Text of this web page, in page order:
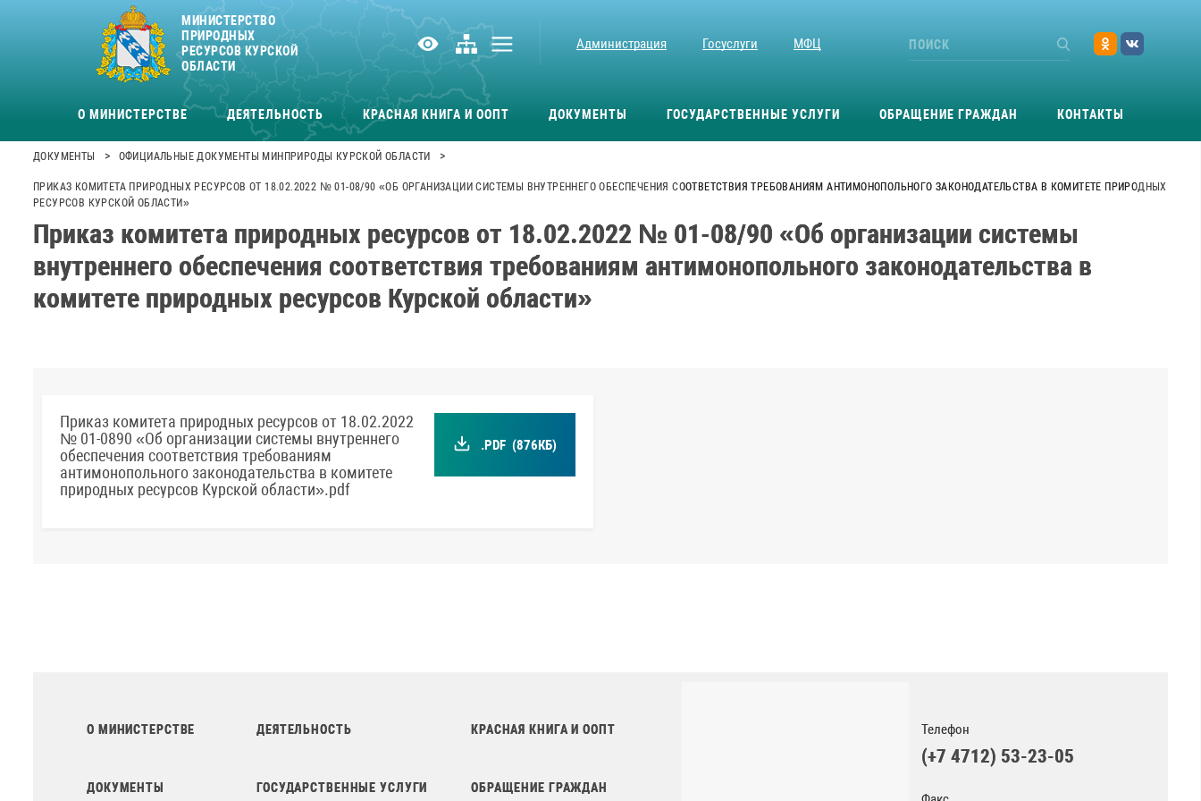
МИНИСТЕРСТВО
ПРИРОДНЫХ
РЕСУРСОВ КУРСКОЙ
ОБЛАСТИ
Администрация Госуслуги МФЦ
О МИНИСТЕРСТВЕ ДЕЯТЕЛЬНОСТЬ КРАСНАЯ КНИГА И ООПТ ДОКУМЕНТЫ ГОСУДАРСТВЕННЫЕ УСЛУГИ ОБРАЩЕНИЕ ГРАЖДАН КОНТАКТЫ
ДОКУМЕНТЫ > ОФИЦИАЛЬНЫЕ ДОКУМЕНТЫ МИНПРИРОДЫ КУРСКОЙ ОБЛАСТИ >
ПРИКАЗ КОМИТЕТА ПРИРОДНЫХ РЕСУРСОВ ОТ 18.02.2022 № 01-08/90 «ОБ ОРГАНИЗАЦИИ СИСТЕМЫ ВНУТРЕННЕГО ОБЕСПЕЧЕНИЯ СООТВЕТСТВИЯ ТРЕБОВАНИЯМ АНТИМОНОПОЛЬНОГО ЗАКОНОДАТЕЛЬСТВА В КОМИТЕТЕ ПРИРОДНЫХ
РЕСУРСОВ КУРСКОЙ ОБЛАСТИ»
Приказ комитета природных ресурсов от 18.02.2022 № 01-08/90 «Об организации системы
внутреннего обеспечения соответствия требованиям антимонопольного законодательства в
комитете природных ресурсов Курской области»
Приказ комитета природных ресурсов от 18.02.2022
№ 01-0890 «Об организации системы внутреннего
обеспечения соответствия требованиям
антимонопольного законодательства в комитете
природных ресурсов Курской области».pdf
.PDF (876КБ)
О МИНИСТЕРСТВЕ ДЕЯТЕЛЬНОСТЬ КРАСНАЯ КНИГА И ООПТ
ДОКУМЕНТЫ ГОСУДАРСТВЕННЫЕ УСЛУГИ ОБРАЩЕНИЕ ГРАЖДАН
Телефон
(+7 4712) 53-23-05